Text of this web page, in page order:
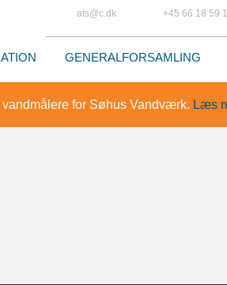
ats@c.dk +45 66 18 59
GENERALFORSAMLING
for Søhus Vandværk. Læs